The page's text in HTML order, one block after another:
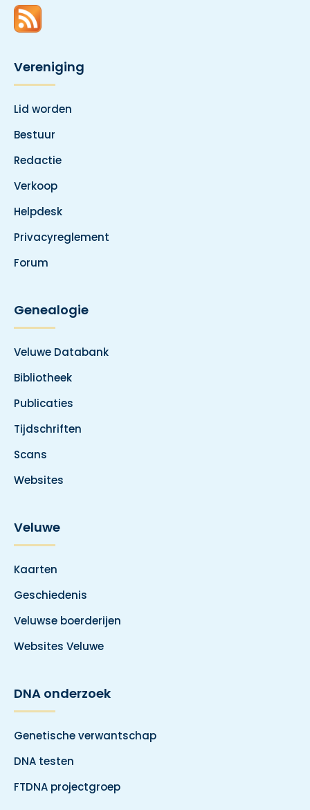
Vereniging
Lid worden
Bestuur
Redactie
Verkoop
Helpdesk
Privacyreglement
Forum
Genealogie
Veluwe Databank
Bibliotheek
Publicaties
Tijdschriften
Scans
Websites
Veluwe
Kaarten
Geschiedenis
Veluwse boerderijen
Websites Veluwe
DNA onderzoek
Genetische verwantschap
DNA testen
FTDNA projectgroep